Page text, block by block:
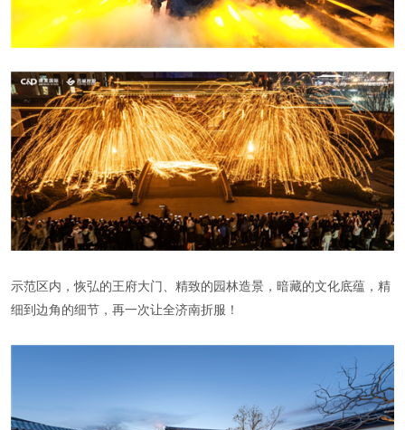
示范区内，恢弘的王府大门、精致的园林造景，暗藏的文化底蕴，精
细到边角的细节，再一次让全济南折服！